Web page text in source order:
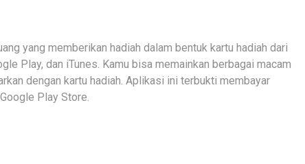
yang memberikan hadiah dalam bentuk kartu hadiah dari
Play, dan iTunes. Kamu bisa memainkan berbagai macam
dengan kartu hadiah. Aplikasi ini terbukti membayar
Play Store.